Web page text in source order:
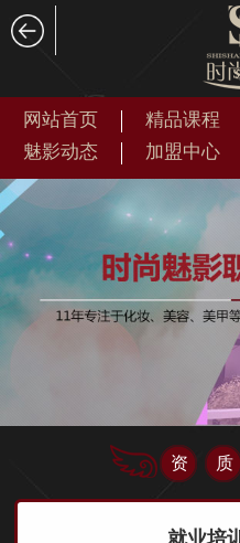
网站首页 精品课程
魅影动态
加盟中心
资
就业培